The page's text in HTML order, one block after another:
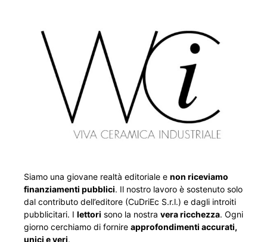
Siamo una giovane realtà editoriale e non riceviamo
finanziamenti pubblici. Il nostro lavoro è sostenuto solo
dal contributo dell’editore (CuDriEc S.r.l.) e dagli introiti
pubblicitari. I lettori sono la nostra vera ricchezza. Ogni
giorno cerchiamo di fornire approfondimenti accurati,
unici e veri.